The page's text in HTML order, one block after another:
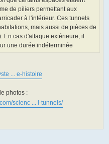
de piliers permettant aux
à l'intérieur. Ces tunnels
mais aussi de pièces de
cas d'attaque extérieure, il
une durée indéterminée
... e-histoire
photos :
scienc ... l-tunnels/